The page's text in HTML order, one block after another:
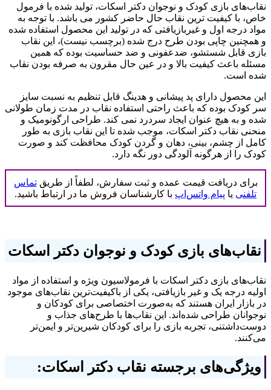
نقاب‌های بازی کودک و نوجوان دکتر اسکات، تولید شده با فرمول
خاص، با کیفیت ترین نقاب حال حاضر کشور می باشد. با توجه به
مواد درجه اول و غیربازیافتی که در تولید این محصول استفاده شده
و همچنین چاپی بودن طرح درج شده (برچسب نیست)، این نقاب
بازی قابل شستشو، ضدعفونی و ضد حساسیت بوده که همین
مسئله باعث کیفیت بالا و در عین حال مقرون به صرفه بودن نقاب
شده است.
این محصول دارای پد پیشانی و هدینگ قابل تنظیم به نسبت سایز
سر کودک بوده که باعث راحتی استفاده نقاب در مدت زمان طولانی
شده و به هیچ عنوان ایجاد سردرد نمی کند. طراحی ارگونومیک و
منحنی نقاب دکتر اسکات، موجب شده تا این نقاب بازی به طور
کامل از چشم، بینی، دهان و گردن کودک محافظت کند و صورت
کودک را از هرگونه آلودگی دور نگه دارد.
برای دریافت قیمت عمده و ثبت سفارش، لطفاً از طریقتماس
تلفنی یا پیام واتس‌اپ با کارشناسان فروش ما در ارتباط باشید.
نقاب‌های بازی کودک و نوجوان دکتر اسکات
نقاب‌های بازی دکتر اسکات با فرمولاسیون ویژه و استفاده از مواد
اولیه درجه یک و غیر بازیافتی، یکی از باکیفیت‌ترین نقاب‌های موجود
در بازار ایران هستند که به‌صورت اختصاصی برای کودکان و
نوجوانان طراحی شده‌اند. این نقاب‌ها با طرح‌های جذاب و
دوست‌داشتنی، تجربه بازی را برای کودکان شیرین‌تر و ایمن‌تر
می‌کنند.
ویژگی‌های برجسته نقاب دکتر اسکات: